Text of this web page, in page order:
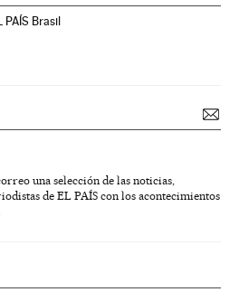
Brasil
una selección de las noticias,
de EL PAÍS con los acontecimientos